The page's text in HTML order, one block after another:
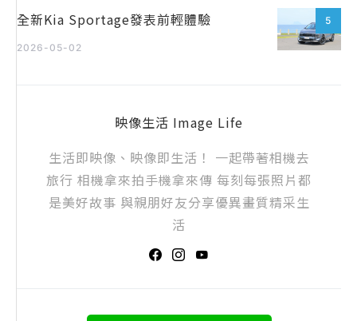
5
全新Kia Sportage發表前輕體驗
2026-05-02
映像生活 Image Life
生活即映像、映像即生活！ 一起帶著相機去
旅行 相機拿來拍手機拿來傳 每刻每張照片都
是美好故事 與親朋好友分享優異畫質精采生
活